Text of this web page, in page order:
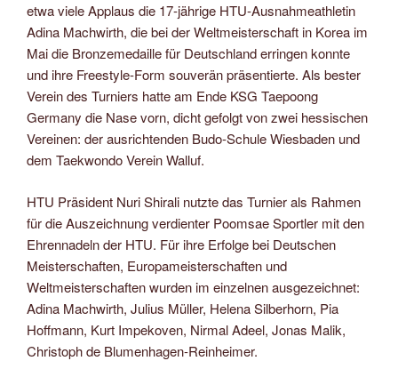
etwa viele Applaus die 17-jährige HTU-Ausnahmeathletin
Adina Machwirth, die bei der Weltmeisterschaft in Korea im
Mai die Bronzemedaille für Deutschland erringen konnte
und ihre Freestyle-Form souverän präsentierte. Als bester
Verein des Turniers hatte am Ende KSG Taepoong
Germany die Nase vorn, dicht gefolgt von zwei hessischen
Vereinen: der ausrichtenden Budo-Schule Wiesbaden und
dem Taekwondo Verein Walluf.
HTU Präsident Nuri Shirali nutzte das Turnier als Rahmen
für die Auszeichnung verdienter Poomsae Sportler mit den
Ehrennadeln der HTU. Für ihre Erfolge bei Deutschen
Meisterschaften, Europameisterschaften und
Weltmeisterschaften wurden im einzelnen ausgezeichnet:
Adina Machwirth, Julius Müller, Helena Silberhorn, Pia
Hoffmann, Kurt Impekoven, Nirmal Adeel, Jonas Malik,
Christoph de Blumenhagen-Reinheimer.